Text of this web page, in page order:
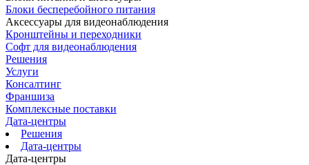
Блоки бесперебойного питания
Аксессуары для видеонаблюдения
Кронштейны и переходники
Софт для видеонаблюдения
Решения
Услуги
Консалтинг
Франшиза
Комплексные поставки
Дата-центры
Решения
Дата-центры
Дата-центры